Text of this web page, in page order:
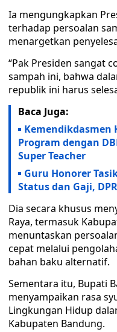
Ia mengungkapkan
terhadap persoalan
menargetkan
“Pak Presiden sangat
sampah ini, bahwa
republik ini harus
Baca Juga:
Kemendikdasmen
Program dengan
Super Teacher
Guru Honorer
Status dan Gaji,
Dia secara khusus
Raya, termasuk
menuntaskan
cepat melalui
bahan baku alternatif.
Sementara itu, Bupati
menyampaikan rasa
Lingkungan Hidup
Kabupaten Bandung.